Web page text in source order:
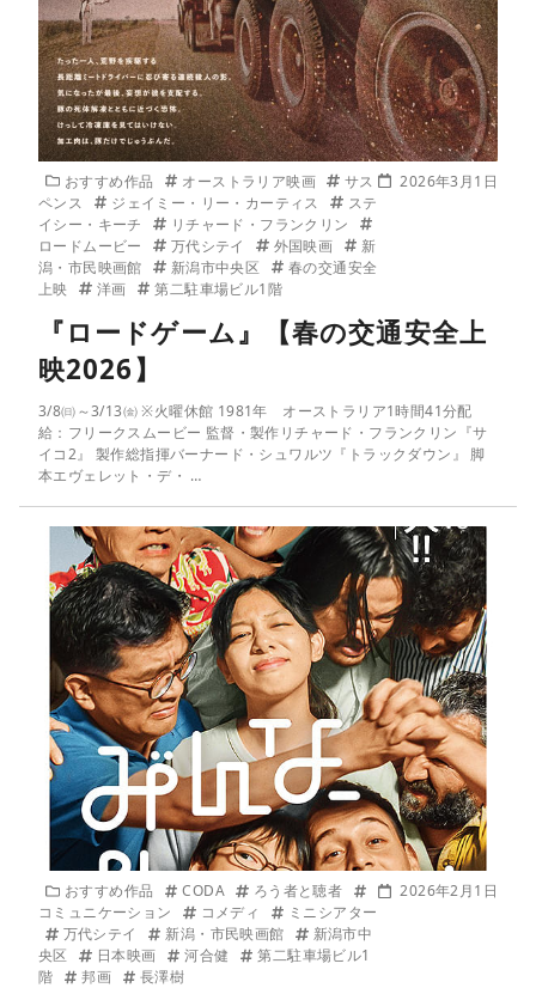
おすすめ作品 オーストラリア映画
サス
ペンス
ジェイミー・リー・カーティス
ステ
イシー・キーチ
リチャード・フランクリン
ロードムービー
万代シテイ 外国映画
新
潟・市民映画館
新潟市中央区
春の交通安全
上映
洋画 第二駐車場ビル1階
2026年3月1日
『ロードゲーム』【春の交通安全上
映2026】
3/8㈰～3/13㈮ ※火曜休館 1981年 オーストラリア1時間41分配
給：フリークスムービー 監督・製作リチャード・フランクリン『サ
イコ2』 製作総指揮バーナード・シュワルツ『トラックダウン』 脚
本エヴェレット・デ・ …
おすすめ作品 CODA
ろう者と聴者
コミュニケーション
コメディ
ミニシアター
万代シテイ
新潟・市民映画館
新潟市中
央区
日本映画 河合健
第二駐車場ビル1
階
邦画 長澤樹
2026年2月1日